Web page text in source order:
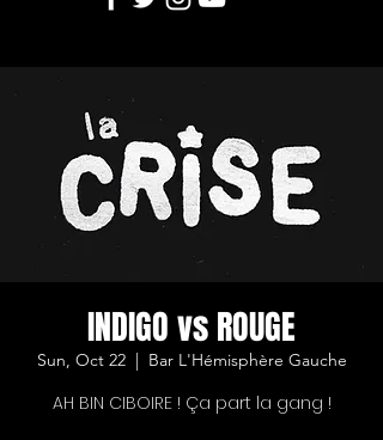
INDIGO vs ROUGE
Sun, Oct 22
  |
Bar L'Hémisphère Gauche
AH BIN CIBOIRE ! Ça part la gang !